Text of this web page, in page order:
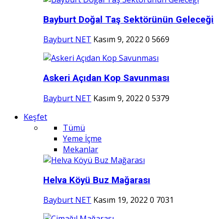
Bayburt Doğal Taş Sektörünün Geleceği
Bayburt NET Kasım 9, 2022 0 5669
Askeri Açıdan Kop Savunması
Bayburt NET Kasım 9, 2022 0 5379
Keşfet
Tümü
Yeme İçme
Mekanlar
Helva Köyü Buz Mağarası
Bayburt NET Kasım 19, 2022 0 7031